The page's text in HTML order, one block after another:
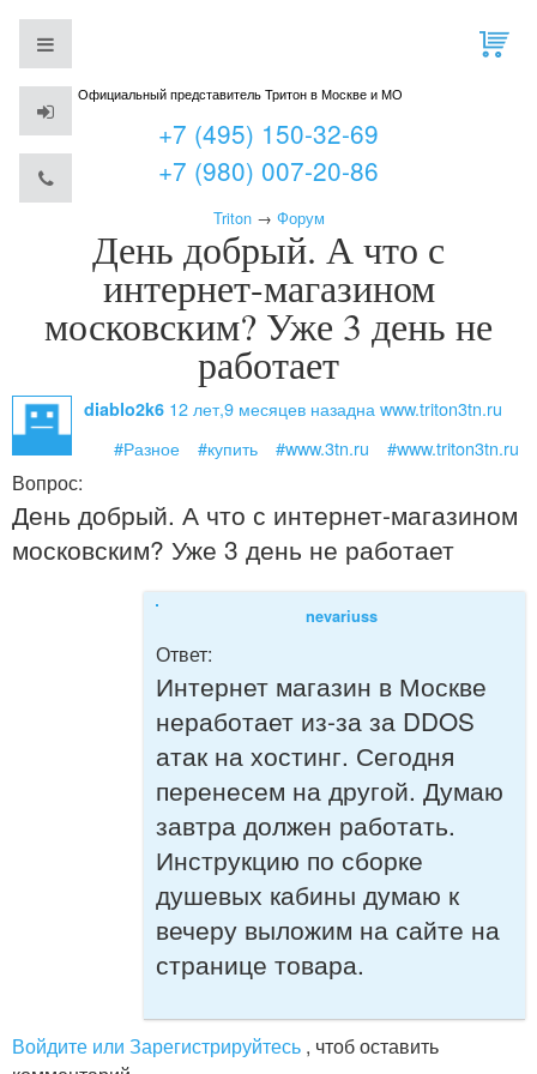
Официальный представитель Тритон в Москве и МО
+7 (495) 150-32-69
+7 (980) 007-20-86
Triton→ Форум
День добрый. А что с
интернет-магазином
московским? Уже 3 день не
работает
diablo2k6 12 лет,9 месяцев назадна www.triton3tn.ru
#Разное
#купить #www.3tn.ru #www.triton3tn.ru
Вопрос:
День добрый. А что с интернет-магазином
московским? Уже 3 день не работает
nevariuss
Ответ:
Интернет магазин в Москве
неработает из-за за DDOS
атак на хостинг. Сегодня
перенесем на другой. Думаю
завтра должен работать.
Инструкцию по сборке
душевых кабины думаю к
вечеру выложим на сайте на
странице товара.
Войдите или Зарегистрируйтесь , чтоб оставить